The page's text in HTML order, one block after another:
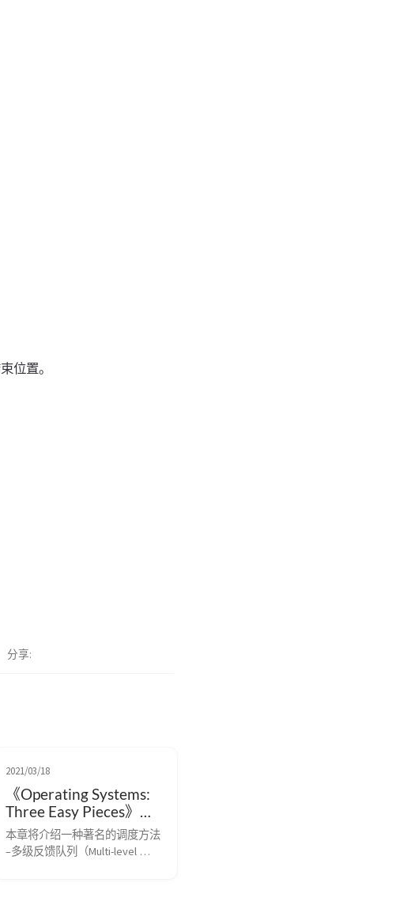
位置。
分享
2021/03/18
《Operating Systems:
Three Easy Pieces》学
习笔记(六) 调度：多级
反馈队列
本章将介绍一种著名的调度方法
–多级反馈队列（Multi-level